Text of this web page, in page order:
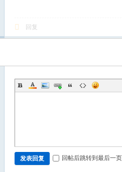
回复
发表回复 回帖后跳转到最后一页